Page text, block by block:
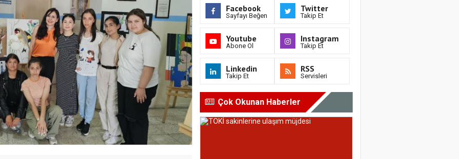
Facebook
Sayfayı Beğen
Twitter
Takip Et
Youtube
Abone Ol
Instagram
Takip Et
Linkedin
Takip Et
RSS
Servisleri
Çok Okunan Haberler